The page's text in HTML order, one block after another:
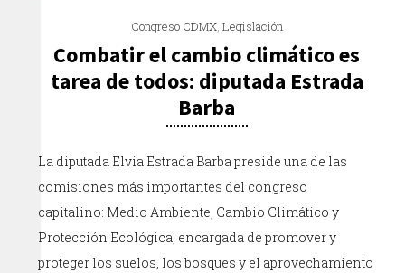
Congreso CDMX, Legislación
Combatir el cambio climático es
tarea de todos: diputada Estrada
Barba
La diputada Elvia Estrada Barba preside una de las
comisiones más importantes del congreso
capitalino: Medio Ambiente, Cambio Climático y
Protección Ecológica, encargada de promover y
proteger los suelos, los bosques y el aprovechamiento